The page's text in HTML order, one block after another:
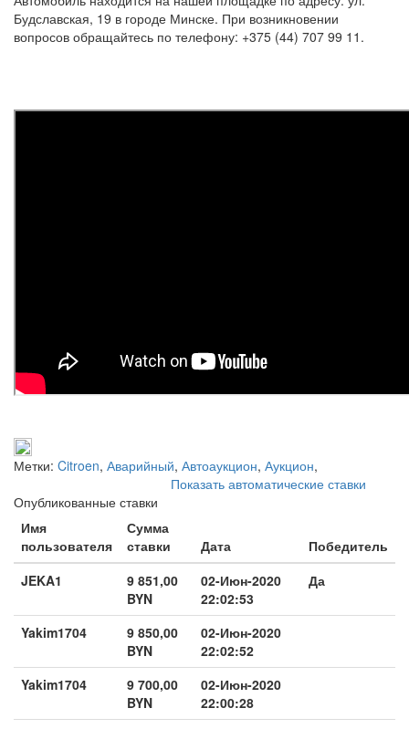
Будславская, 19 в городе Минске. При возникновении
вопросов обращайтесь по телефону: +375 (44) 707 99 11.
Метки: Citroen, Аварийный, Автоаукцион, Аукцион,
Показать автоматические ставки
Опубликованные ставки
Имя
пользователя
Сумма
ставки
Дата
Победитель
JEKA1
9 851,00
BYN
02-Июн-2020
22:02:53
Да
Yakim1704
9 850,00
BYN
02-Июн-2020
22:02:52
Yakim1704
9 700,00
BYN
02-Июн-2020
22:00:28